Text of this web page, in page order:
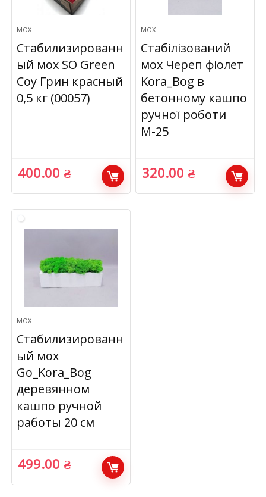
МОХ
Стабилизированн
ый мох SO Green
Соу Грин красный
0,5 кг (00057)
400.00₴
МОХ
Стабілізований
мох Череп фіолет
Kora_Bog в
бетонному кашпо
ручної роботи
М-25
320.00₴
МОХ
Стабилизированн
ый мох
Go_Kora_Bog
деревянном
кашпо ручной
работы 20 см
499.00₴